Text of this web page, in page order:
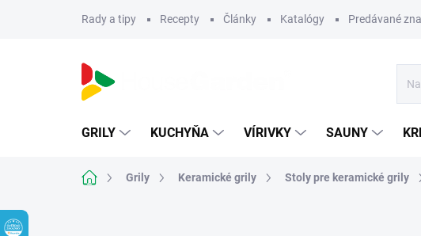
Rady a tipy Recepty Články Katalógy Predávané
GRILY KUCHYŇA VÍRIVKY SAUNY
DomovGrily Keramické grily Stoly pre keramické grily